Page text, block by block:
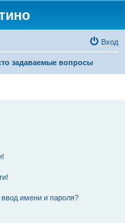
Вход
задаваемые вопросы
имени и пароля?